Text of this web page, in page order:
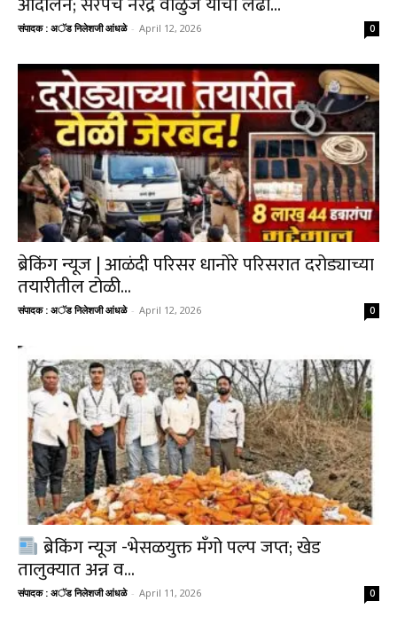
संपादक : अॅड निलेशजी आंधळे - April 12, 2026 0
ब्रेकिंग न्यूज | आळंदी परिसर धानोरे परिसरात दरोड्याच्या
तयारीतील टोळी...
संपादक : अॅड निलेशजी आंधळे - April 12, 2026 0
ब्रेकिंग न्यूज -भेसळयुक्त मँगो पल्प जप्त; खेड
तालुक्यात अन्न व...
संपादक : अॅड निलेशजी आंधळे - April 11, 2026 0